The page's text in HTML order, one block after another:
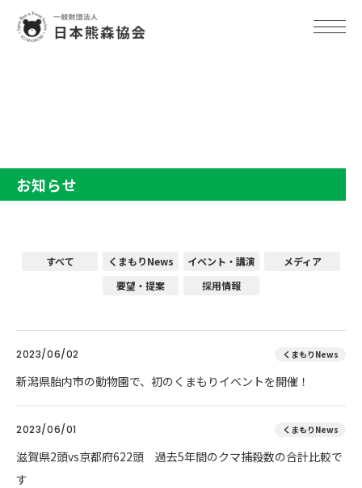
お知らせ
すべて くまもりNews イベント・講演
メディア
要望・提案
採用情報
2023/06/02 くまもりNews
新潟県胎内市の動物園で、初のくまもりイベントを開催！
2023/06/01 くまもりNews
滋賀県2頭vs京都府622頭 過去5年間のクマ捕殺数の合計比較で
す